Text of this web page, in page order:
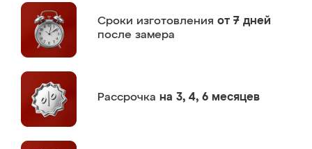
Сроки изготовления от 7 дней
после замера
Рассрочка на 3, 4, 6 месяцев